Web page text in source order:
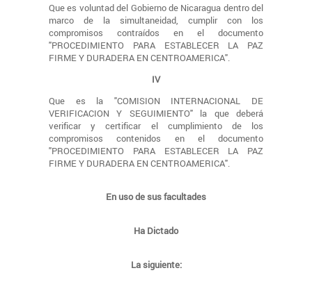
Que es voluntad del Gobierno de Nicaragua dentro del
marco de la simultaneidad, cumplir con los
compromisos contraídos en el documento
"PROCEDIMIENTO PARA ESTABLECER LA PAZ
FIRME Y DURADERA EN CENTROAMERICA".
IV
Que es la "COMISION INTERNACIONAL DE
VERIFICACION Y SEGUIMIENTO" la que deberá
verificar y certificar el cumplimiento de los
compromisos contenidos en el documento
"PROCEDIMIENTO PARA ESTABLECER LA PAZ
FIRME Y DURADERA EN CENTROAMERICA".
En uso de sus facultades
Ha Dictado
La siguiente: